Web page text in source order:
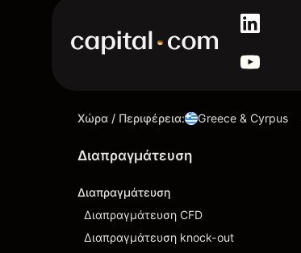
Χώρα / Περιφέρεια: Greece & Cyrpus
Διαπραγμάτευση
Διαπραγμάτευση
Διαπραγμάτευση CFD
Διαπραγμάτευση knock-out